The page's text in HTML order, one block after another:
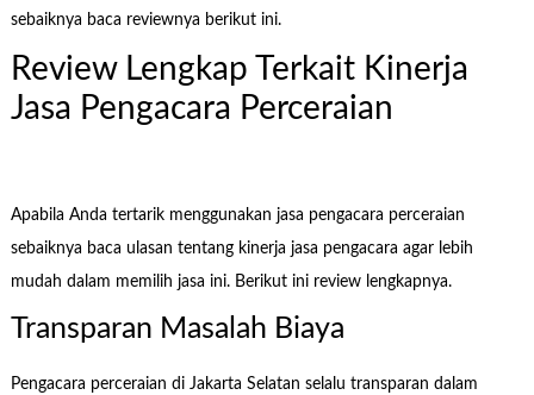
sebaiknya baca reviewnya berikut ini.
Review Lengkap Terkait Kinerja
Jasa Pengacara Perceraian
Apabila Anda tertarik menggunakan jasa pengacara perceraian
sebaiknya baca ulasan tentang kinerja jasa pengacara agar lebih
mudah dalam memilih jasa ini. Berikut ini review lengkapnya.
Transparan Masalah Biaya
Pengacara perceraian di Jakarta Selatan selalu transparan dalam